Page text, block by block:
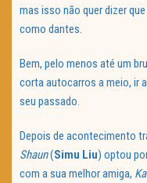
mas isso não quer dizer
como dantes.
Bem, pelo menos até um
corta autocarros a meio, ir
seu passado.
Depois de acontecimento
Shaun(Simu Liu) optou
com a sua melhor amiga,